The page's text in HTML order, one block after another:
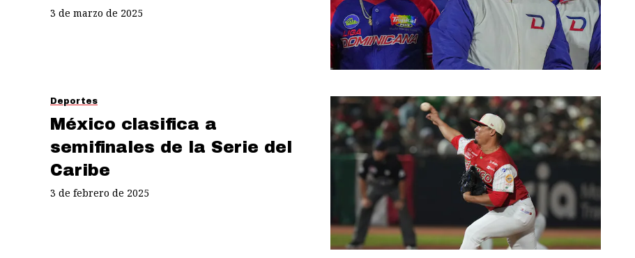
3 de marzo de 2025
Deportes
México clasifica a
semifinales de la Serie del
Caribe
3 de febrero de 2025